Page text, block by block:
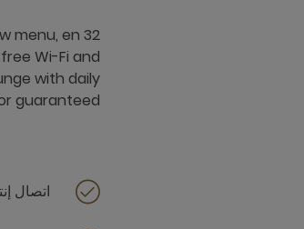
menu, en
Wi-Fi and
with daily
guaranteed.
اتصال